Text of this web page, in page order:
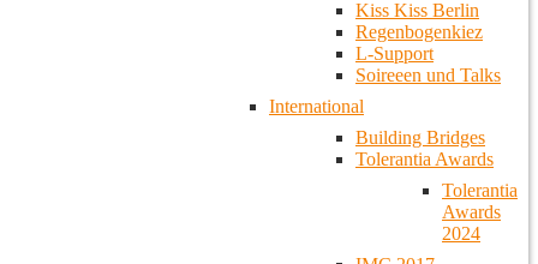
Kiss Kiss Berlin
Regenbogenkiez
L-Support
Soireeen und Talks
International
Building Bridges
Tolerantia Awards
Tolerantia
Awards
2024